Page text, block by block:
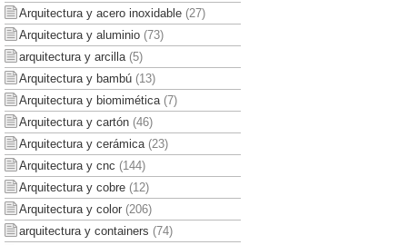
Arquitectura y acero inoxidable(27)
Arquitectura y aluminio(73)
arquitectura y arcilla(5)
Arquitectura y bambú(13)
Arquitectura y biomimética(7)
Arquitectura y cartón(46)
Arquitectura y cerámica(23)
Arquitectura y cnc (144)
Arquitectura y cobre(12)
Arquitectura y color(206)
arquitectura y containers (74)